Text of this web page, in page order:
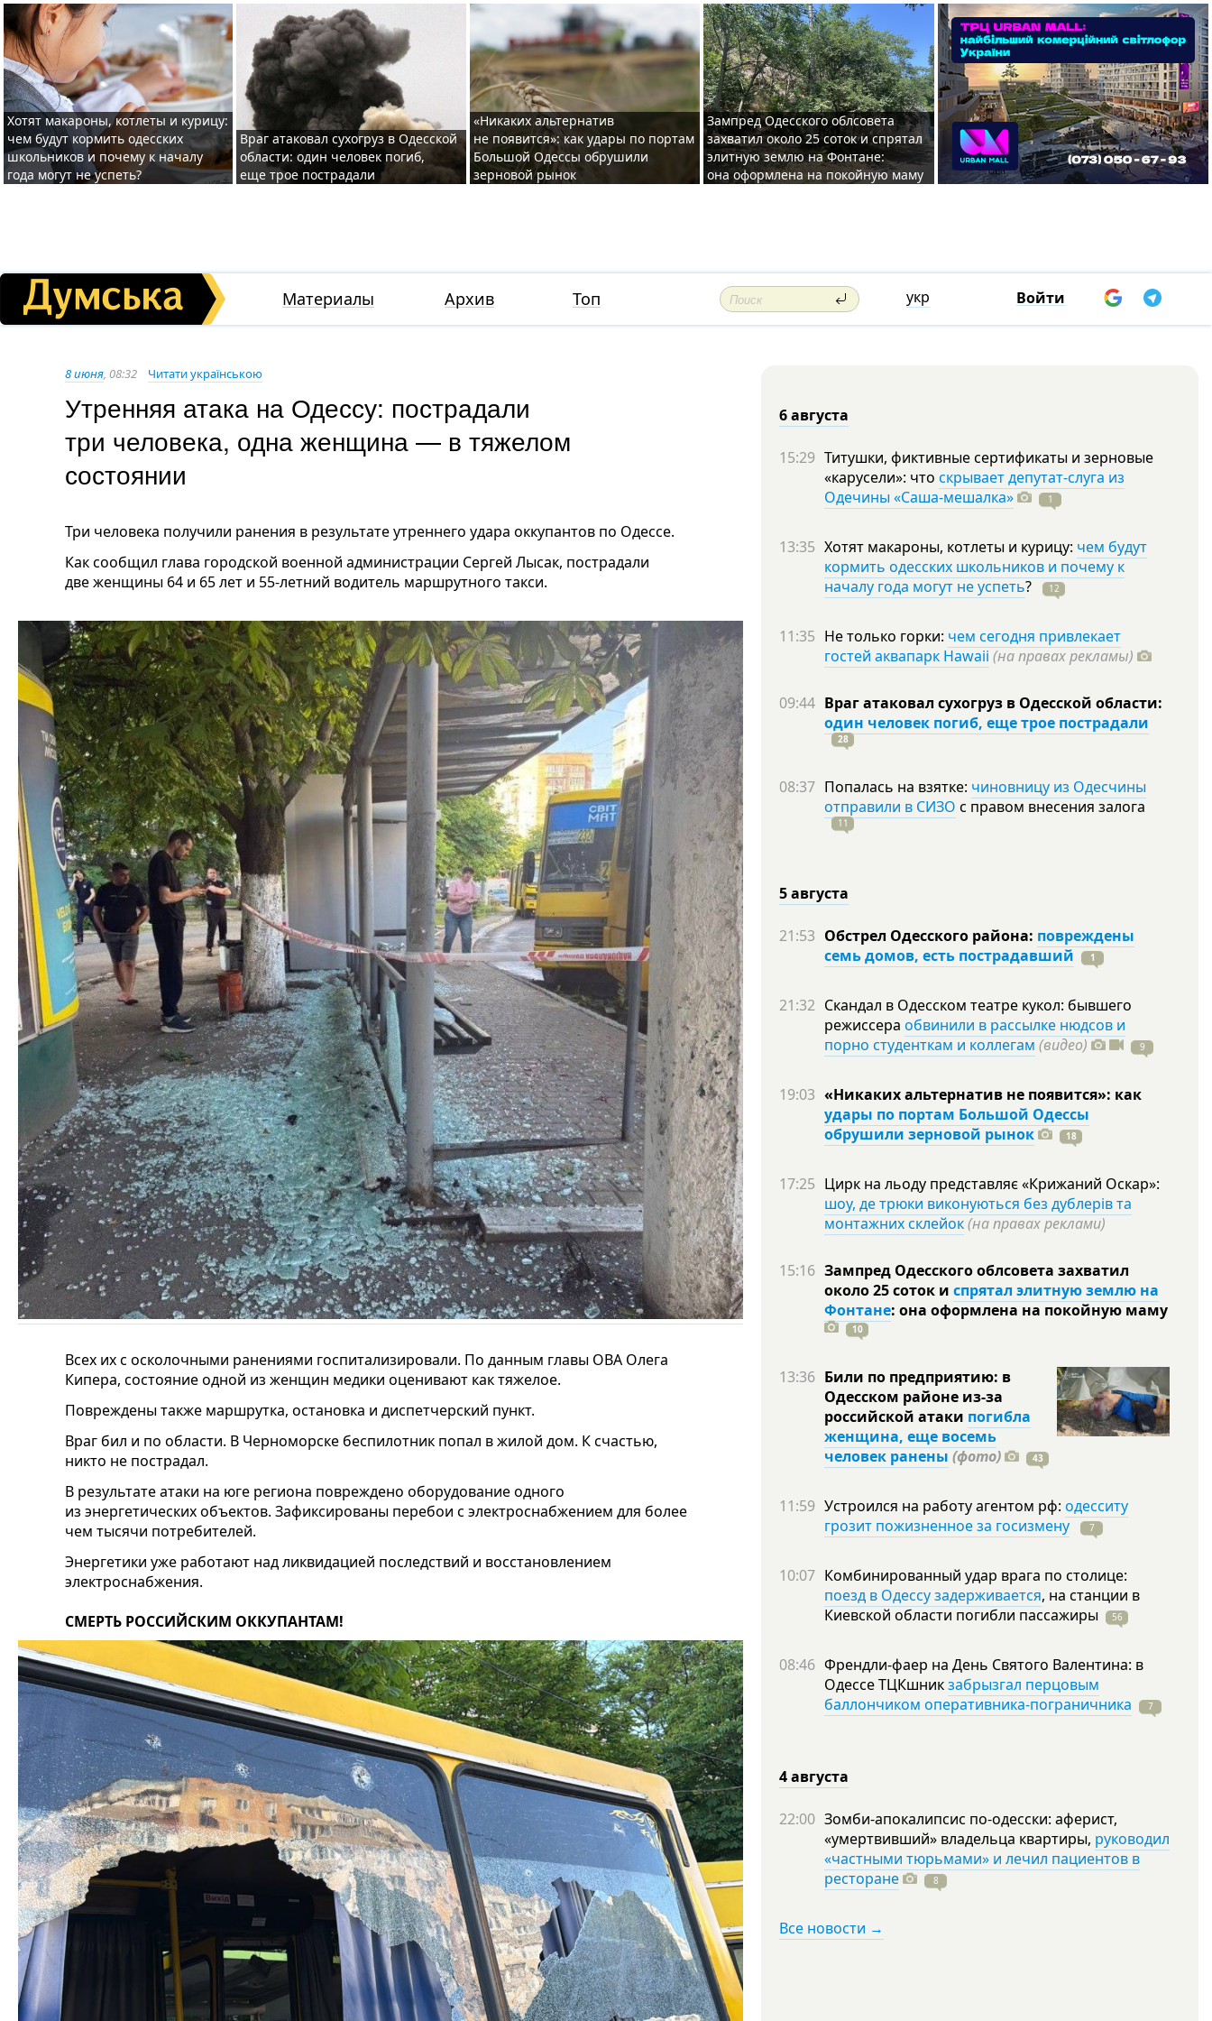
Хотят макароны, котлеты и курицу:
чем будут кормить одесских
школьников и почему к началу
года могут не успеть?
Враг атаковал сухогруз в Одесской
области: один человек погиб,
еще трое пострадали
«Никаких альтернатив
не появится»: как удары по портам
Большой Одессы обрушили
зерновой рынок
Зампред Одесского облсовета
захватил около 25 соток и спрятал
элитную землю на Фонтане:
она оформлена на покойную маму
Материалы Архив Топ укр Войти
8 июня, 08:32 Читати українською
Утренняя атака на Одессу: пострадали
три человека, одна женщина — в тяжелом
состоянии
Три человека получили ранения в результате утреннего удара оккупантов по Одессе.
Как сообщил глава городской военной администрации Сергей Лысак, пострадали
две женщины 64 и 65 лет и 55-летний водитель маршрутного такси.
Всех их с осколочными ранениями госпитализировали. По данным главы ОВА Олега
Кипера, состояние одной из женщин медики оценивают как тяжелое.
Повреждены также маршрутка, остановка и диспетчерский пункт.
Враг бил и по области. В Черноморске беспилотник попал в жилой дом. К счастью,
никто не пострадал.
В результате атаки на юге региона повреждено оборудование одного
из энергетических объектов. Зафиксированы перебои с электроснабжением для более
чем тысячи потребителей.
Энергетики уже работают над ликвидацией последствий и восстановлением
электроснабжения.
СМЕРТЬ РОССИЙСКИМ ОККУПАНТАМ!
6 августа
15:29 Титушки, фиктивные сертификаты и зерновые
«карусели»: что скрывает депутат-слуга из
Одечины «Саша-мешалка»
1
13:35 Хотят макароны, котлеты и курицу: чем будут
кормить одесских школьников и почему к
началу года могут не успеть? 12
11:35 Не только горки: чем сегодня привлекает
гостей аквапарк Hawaii (на правах рекламы)
09:44 Враг атаковал сухогруз в Одесской области:
один человек погиб, еще трое пострадали
28
08:37 Попалась на взятке: чиновницу из Одесчины
отправили в СИЗО с правом внесения залога
11
5 августа
21:53 Обстрел Одесского района: повреждены
семь домов, есть пострадавший
1
21:32 Скандал в Одесском театре кукол: бывшего
режиссера обвинили в рассылке нюдсов и
порно студенткам и коллегам (видео) 9
19:03 «Никаких альтернатив не появится»: как
удары по портам Большой Одессы
обрушили зерновой рынок
18
17:25 Цирк на льоду представляє «Крижаний Оскар»:
шоу, де трюки виконуються без дублерів та
монтажних склейок(на правах реклами)
15:16 Зампред Одесского облсовета захватил
около 25 соток и спрятал элитную землю на
Фонтане: она оформлена на покойную маму
10
13:36 Били по предприятию: в
Одесском районе из-за
российской атаки погибла
женщина, еще восемь
человек ранены (фото) 43
11:59 Устроился на работу агентом рф: одесситу
грозит пожизненное за госизмену
7
10:07 Комбинированный удар врага по столице:
поезд в Одессу задерживается, на станции в
Киевской области погибли пассажиры 56
08:46 Френдли-фаер на День Святого Валентина: в
Одессе ТЦКшникзабрызгал перцовым
баллончиком оперативника-пограничника
7
4 августа
22:00 Зомби-апокалипсис по-одесски: аферист,
«умертвивший» владельца квартиры, руководил
«частными тюрьмами» и лечил пациентов в
ресторане
8
Все новости →